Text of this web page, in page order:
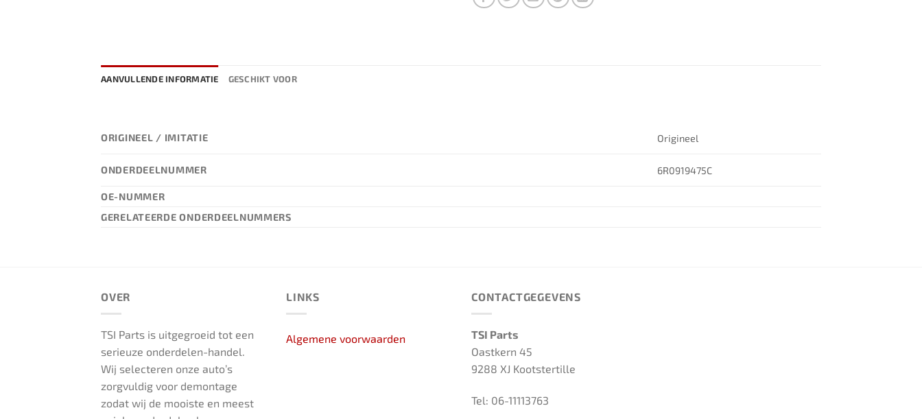
AANVULLENDE INFORMATIE GESCHIKT VOOR
ORIGINEEL / IMITATIE Origineel
ONDERDEELNUMMER 6R0919475C
OE-NUMMER
GERELATEERDE ONDERDEELNUMMERS
OVER
TSI Parts is uitgegroeid tot een
serieuze onderdelen-handel.
Wij selecteren onze auto’s
zorgvuldig voor demontage
zodat wij de mooiste en meest
LINKS
Algemene voorwaarden
CONTACTGEGEVENS
TSI Parts
Oastkern 45
9288 XJ Kootstertille
Tel: 06-11113763